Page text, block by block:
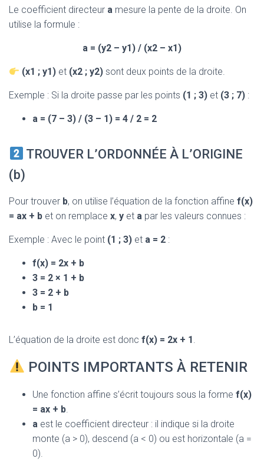
Le coefficient directeur a mesure la pente de la droite. On
utilise la formule :
a = (y2 – y1) / (x2 – x1)
(x1 ; y1) et (x2 ; y2) sont deux points de la droite.
Exemple : Si la droite passe par les points (1 ; 3) et (3 ; 7) :
a = (7 – 3) / (3 – 1) = 4 / 2 = 2
TROUVER L’ORDONNÉE À L’ORIGINE
(b)
Pour trouver b, on utilise l’équation de la fonction affine f(x)
= ax + b et on remplace x, y et a par les valeurs connues :
Exemple : Avec le point (1 ; 3) et a = 2 :
f(x) = 2x + b
3 = 2 × 1 + b
3 = 2 + b
b = 1
L’équation de la droite est donc f(x) = 2x + 1.
POINTS IMPORTANTS À RETENIR
Une fonction affine s’écrit toujours sous la forme f(x)
= ax + b.
a est le coefficient directeur : il indique si la droite
monte (a > 0), descend (a < 0) ou est horizontale (a =
0).